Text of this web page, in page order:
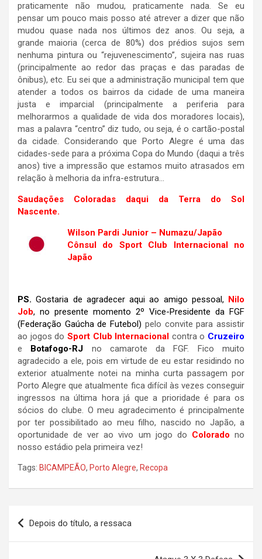
praticamente não mudou, praticamente nada. Se eu
pensar um pouco mais posso até atrever a dizer que não
mudou quase nada nos últimos dez anos. Ou seja, a
grande maioria (cerca de 80%) dos prédios sujos sem
nenhuma pintura ou “rejuvenescimento”, sujeira nas ruas
(principalmente ao redor das praças e das paradas de
ônibus), etc. Eu sei que a administração municipal tem que
atender a todos os bairros da cidade de uma maneira
justa e imparcial (principalmente a periferia para
melhorarmos a qualidade de vida dos moradores locais),
mas a palavra “centro” diz tudo, ou seja, é o cartão-postal
da cidade. Considerando que Porto Alegre é uma das
cidades-sede para a próxima Copa do Mundo (daqui a três
anos) tive a impressão que estamos muito atrasados em
relação à melhoria da infra-estrutura…
Saudações Coloradas daqui da Terra do Sol
Nascente.
Wilson Pardi Junior – Numazu/Japão
Cônsul do Sport Club Internacional no
Japão
PS. Gostaria de agradecer aqui ao amigo pessoal, Nilo
Job, no presente momento 2º Vice-Presidente da FGF
(Federação Gaúcha de Futebol) pelo convite para assistir
ao jogos do Sport Club Internacional contra o Cruzeiro
e Botafogo-RJ no camarote da FGF. Fico muito
agradecido a ele, pois em virtude de eu estar residindo no
exterior atualmente notei na minha curta passagem por
Porto Alegre que atualmente fica difícil às vezes conseguir
ingressos na última hora já que a prioridade é para os
sócios do clube. O meu agradecimento é principalmente
por ter possibilitado ao meu filho, nascido no Japão, a
oportunidade de ver ao vivo um jogo do Colorado no
nosso estádio pela primeira vez!
Tags: BICAMPEÃO, Porto Alegre, Recopa
Navegação
de
Depois do título, a ressaca